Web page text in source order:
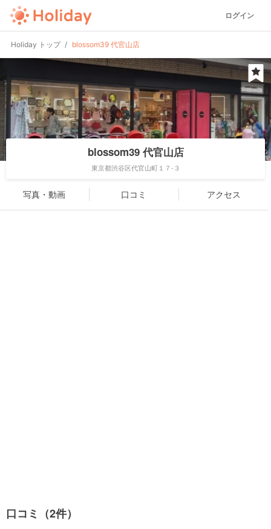
ログイン
Holiday トップ blossom39 代官山店
blossom39 代官山店
東京都渋谷区代官山町１７-３
写真・動画 口コミ アクセス
口コミ（2件）